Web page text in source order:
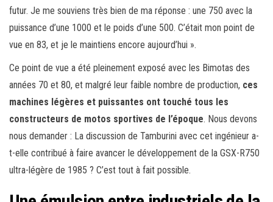
futur. Je me souviens très bien de ma réponse : une 750 avec la
puissance d’une 1000 et le poids d’une 500. C’était mon point de
vue en 83, et je le maintiens encore aujourd’hui ».
Ce point de vue a été pleinement exposé avec les Bimotas des
années 70 et 80, et malgré leur faible nombre de production, ces
machines légères et puissantes ont touché tous les
constructeurs de motos sportives de l’époque. Nous devons
nous demander : La discussion de Tamburini avec cet ingénieur a-
t-elle contribué à faire avancer le développement de la GSX-R750
ultra-légère de 1985 ? C’est tout à fait possible.